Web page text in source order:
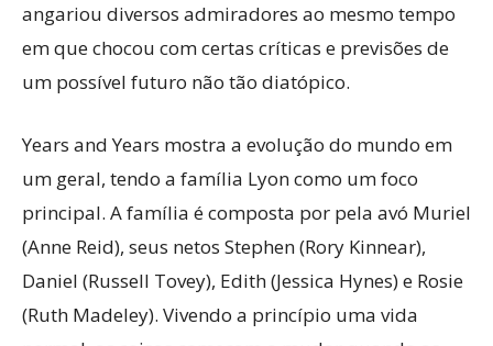
angariou diversos admiradores ao mesmo tempo
em que chocou com certas críticas e previsões de
um possível futuro não tão diatópico.
Years and Years mostra a evolução do mundo em
um geral, tendo a família Lyon como um foco
principal. A família é composta por pela avó Muriel
(Anne Reid), seus netos Stephen (Rory Kinnear),
Daniel (Russell Tovey), Edith (Jessica Hynes) e Rosie
(Ruth Madeley). Vivendo a princípio uma vida